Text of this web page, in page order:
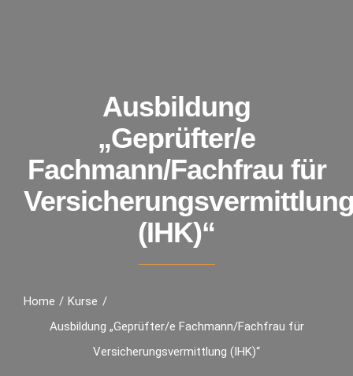
Ausbildung
„Geprüfter/e
Fachmann/Fachfrau für
(IHK)“
Home
Kurse
Ausbildung „Geprüfter/e Fachmann/Fachfrau für
Versicherungsvermittlung (IHK)“